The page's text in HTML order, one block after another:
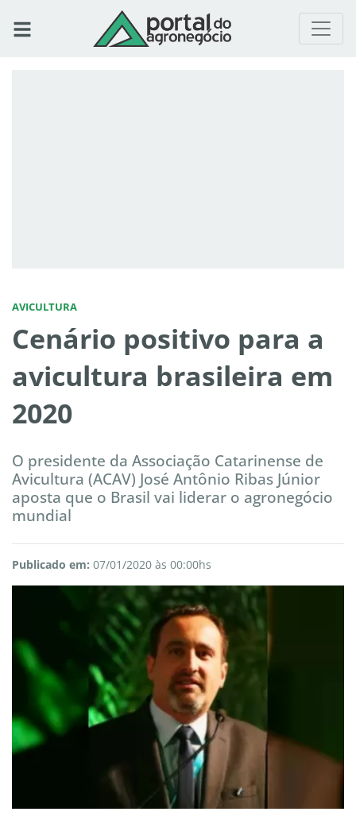
AVICULTURA
Cenário positivo para a
avicultura brasileira em
2020
O presidente da Associação Catarinense de
Avicultura (ACAV) José Antônio Ribas Júnior
aposta que o Brasil vai liderar o agronegócio
mundial
Publicado em: 07/01/2020 às 00:00hs